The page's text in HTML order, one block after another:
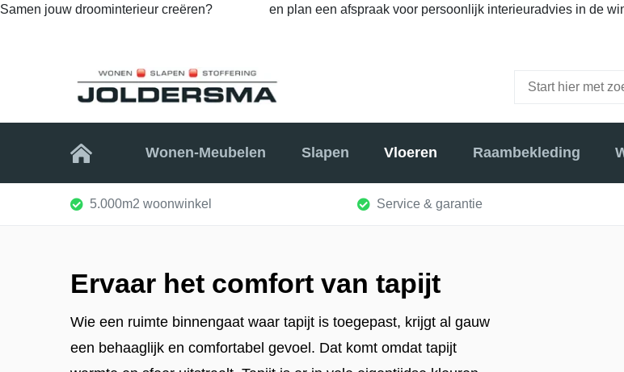
Samen jouw droominterieur creëren?
en plan een afspraak voor persoonlijk interieuradvies in de
Home Wonen-Meubelen Slapen Vloeren Raambekleding
5.000m2 woonwinkel Service & garantie
Ervaar het comfort van tapijt
Wie een ruimte binnengaat waar tapijt is toegepast, krijgt al gauw
een behaaglijk en comfortabel gevoel. Dat komt omdat tapijt